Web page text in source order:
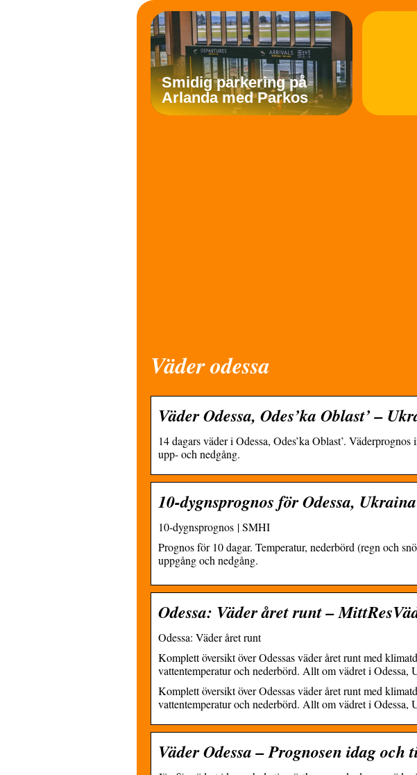
Smidig parkering på
Arlanda med Parkos
Väder odessa
Väder Odessa, Odes’ka Oblast’ –
14 dagars väder i Odessa, Odes’ka Oblast’.
upp- och nedgång.
10-dygnsprognos för Odessa,
10-dygnsprognos | SMHI
Prognos för 10 dagar. Temperatur, nederbörd (regn och
uppgång och nedgång.
Odessa: Väder året runt –
Odessa: Väder året runt
Komplett översikt över Odessas väder året runt med
vattentemperatur och nederbörd. Allt om vädret i Odessa,
Komplett översikt över Odessas väder året runt med
vattentemperatur och nederbörd. Allt om vädret i Odessa,
Väder Odessa – Prognosen idag